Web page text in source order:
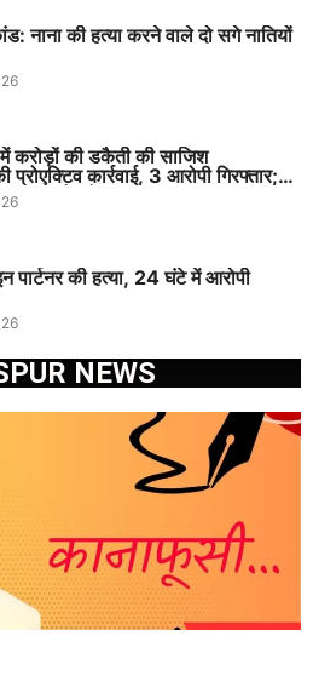
नाना की हत्या करने वाले दो सगे नातियों
करोड़ों की डकैती की साजिश
कार्रवाई, 3 आरोपी गिरफ्तार;
चाकू और मोबाइल बरामद
पार्टनर की हत्या, 24 घंटे में आरोपी
NEWS